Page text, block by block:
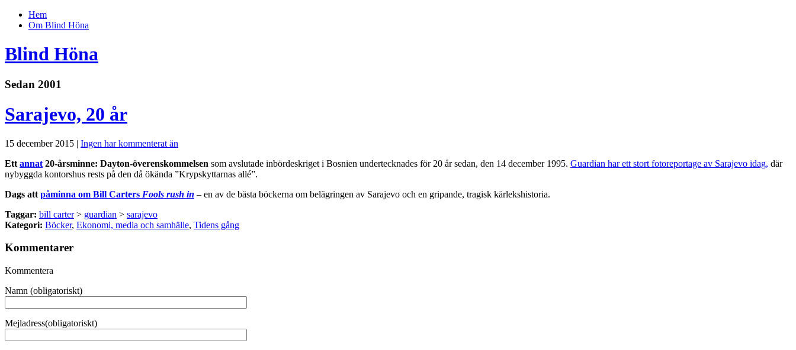
Hem
Om Blind Höna
Blind Höna
Sedan 2001
Sarajevo, 20 år
15 december 2015 | Ingen har kommenterat än
Ett annat 20-årsminne: Dayton-överenskommelsen som avslutade inbördeskriget i Bosnien undertecknades för 20 år sedan, den 14 december 1995. Guardian har ett stort fotoreportage av Sarajevo idag, där
nybyggda kontorshus rests på den då ökända ”Krypskyttarnas allé”.
Dags att påminna om Bill Carters Fools rush in – en av de bästa böckerna om belägringen av Sarajevo och en gripande, tragisk kärlekshistoria.
Taggar: bill carter> guardian > sarajevo
Kategori: Böcker, Ekonomi, media och samhälle, Tidens gång
Kommentarer
Kommentera
Namn (obligatoriskt)
Mejladress(obligatoriskt)